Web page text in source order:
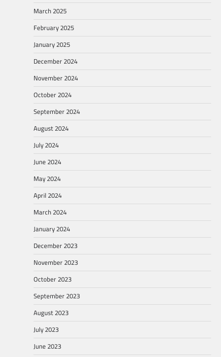
March 2025
February 2025
January 2025
December 2024
November 2024
October 2024
September 2024
August 2024
July 2024
June 2024
May 2024
April 2024
March 2024
January 2024
December 2023
November 2023
October 2023
September 2023
August 2023
July 2023
June 2023